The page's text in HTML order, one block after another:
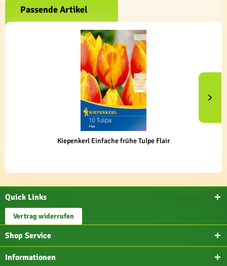
Passende Artikel
Kiepenkerl Einfache frühe Tulpe Flair
Quick Links
Vertrag widerrufen
Shop Service
Informationen